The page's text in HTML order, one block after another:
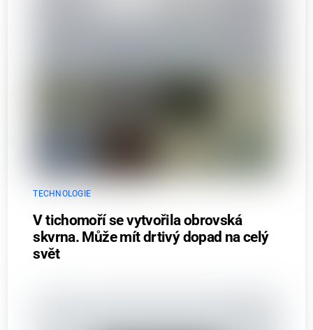
TECHNOLOGIE
V tichomoří se vytvořila obrovská
skvrna. Může mít drtivý dopad na celý
svět